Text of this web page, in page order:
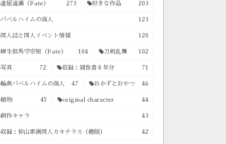
蘆屋道満（Fate） 273 好きな作品 203
バベルハイムの商人 123
同人誌と同人イベント情報 120
柳生但馬守宗矩（Fate） 104 刀剣乱舞 102
写真 72 収録：報告書８年分 71
輪典バベルハイムの商人 47 おかずとおやつ 46
植物 45 original character 44
創作キャラ 43
収録：仰山素画同人カキチラス（絶版） 42